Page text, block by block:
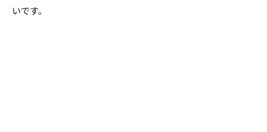
いです。